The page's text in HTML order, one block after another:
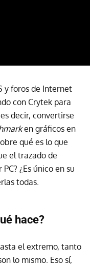
y foros de Internet
con Crytek para
decir, convertirse
en gráficos en
qué es lo que
el trazado de
¿Es único en su
todas.
hace?
el extremo, tanto
lo mismo. Eso sí,